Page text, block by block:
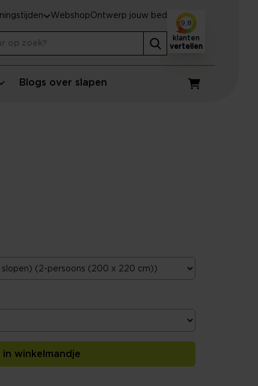
Blogs over slapen
Winkelwagen
WebshopOntwerp jouw bed
9,8
klanten
vertellen
in winkelmandje